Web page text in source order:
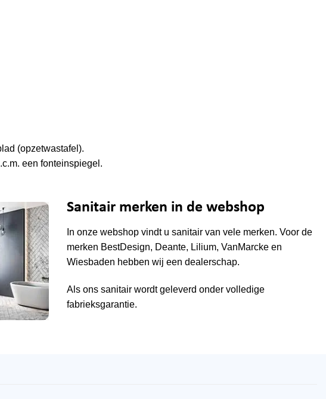
(opzetwastafel).
een fonteinspiegel.
Sanitair merken in de webshop
In onze webshop vindt u sanitair van vele merken. Voor de
merken BestDesign, Deante, Lilium,VanMarcke en
Wiesbaden hebben wij een dealerschap.
Als ons sanitair wordt geleverd onder volledige
fabrieksgarantie.